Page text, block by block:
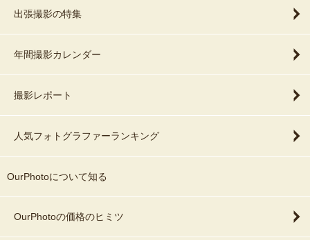
出張撮影の特集
年間撮影カレンダー
撮影レポート
人気フォトグラファーランキング
OurPhotoについて知る
OurPhotoの価格のヒミツ